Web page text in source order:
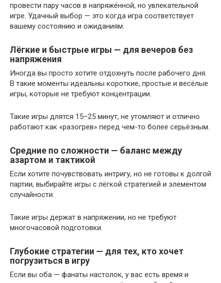
провести пару часов в напряжённой, но увлекательной
игре. Удачный выбор — это когда игра соответствует
вашему состоянию и ожиданиям.
Лёгкие и быстрые игры — для вечеров без
напряжения
Иногда вы просто хотите отдохнуть после рабочего дня.
В такие моменты идеальны короткие, простые и весёлые
игры, которые не требуют концентрации.
Такие игры длятся 15–25 минут, не утомляют и отлично
работают как «разогрев» перед чем-то более серьёзным.
Средние по сложности — баланс между
азартом и тактикой
Если хотите почувствовать интригу, но не готовы к долгой
партии, выбирайте игры с лёгкой стратегией и элементом
случайности.
Такие игры держат в напряжении, но не требуют
многочасовой подготовки.
Глубокие стратегии — для тех, кто хочет
погрузиться в игру
Если вы оба — фанаты настолок, у вас есть время и